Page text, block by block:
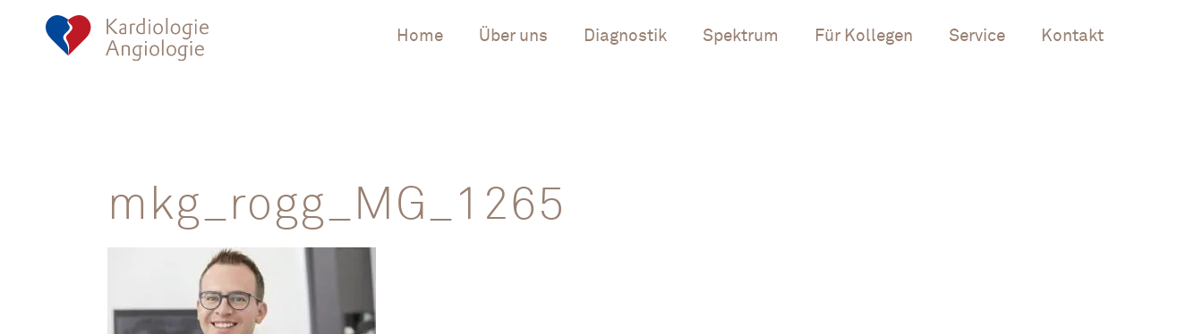
Home Über uns Diagnostik Spektrum Für Kollegen Service Kontakt
mkg_rogg_MG_1265